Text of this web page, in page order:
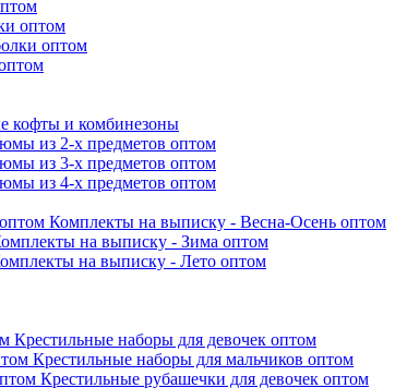
оптом
оптом
кофты и комбинезоны
из 2-х предметов оптом
из 3-х предметов оптом
из 4-х предметов оптом
Комплекты на выписку - Весна-Осень оптом
на выписку - Зима оптом
на выписку - Лето оптом
Крестильные наборы для девочек оптом
Крестильные наборы для мальчиков оптом
Крестильные рубашечки для девочек оптом